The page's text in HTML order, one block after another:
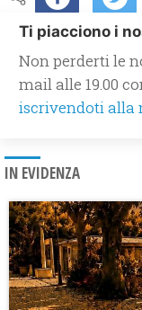
Ti piacciono i
Non perderti le
mail alle 19.00
iscrivendoti alla
IN EVIDENZA